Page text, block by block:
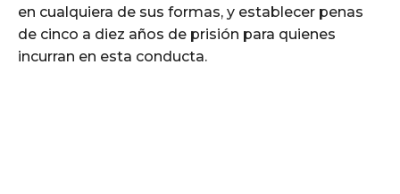
en cualquiera de sus formas, y establecer penas
de cinco a diez años de prisión para quienes
incurran en esta conducta.